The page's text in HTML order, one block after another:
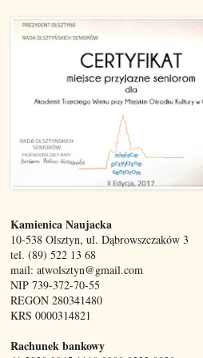
Kamienica Naujacka
10-538 Olsztyn, ul. Dąbrowszczaków 3
tel. (89) 522 13 68
mail: atwolsztyn@gmail.com
NIP 739-372-70-55
REGON 280341480
KRS 0000314821
Rachunek bankowy